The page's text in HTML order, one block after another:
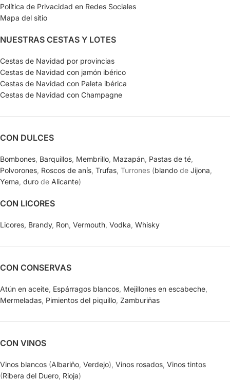
Política de Privacidad en Redes Sociales
Mapa del sitio
NUESTRAS CESTAS Y LOTES
Cestas de Navidad por provincias
Cestas de Navidad con jamón ibérico
Cestas de Navidad con Paleta ibérica
Cestas de Navidad con Champagne
CON DULCES
Bombones Barquillos Membrillo Mazapán Pastas de té
Polvorones Roscos de anís Trufas , Turrones (blando de Jijona
Yema duro de Alicante)
CON LICORES
Licores, Brandy, Ron Vermouth Vodka Whisky
CON CONSERVAS
Atún en aceite Espárragos blancos Mejillones en escabeche
Mermeladas Pimientos del piquillo Zamburiñas
CON VINOS
Vinos blancos (Albariño Verdejo), Vinos rosados Vinos tintos
(Ribera del Duero Rioja)